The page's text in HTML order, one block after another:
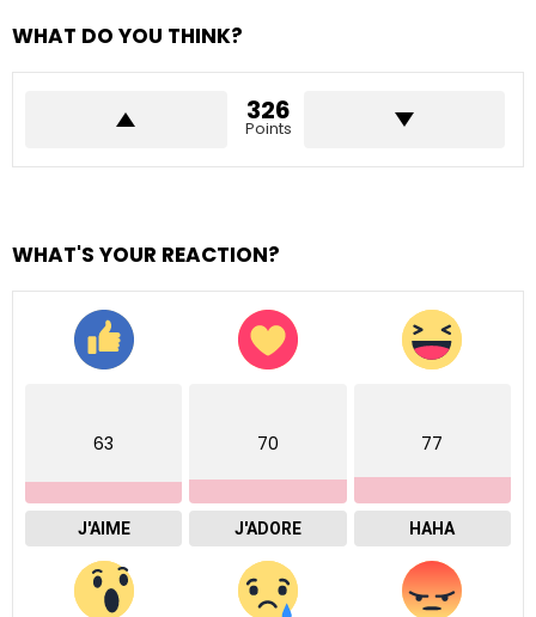
WHAT DO YOU THINK?
326
Points
WHAT'S YOUR REACTION?
63
J'AIME
70
J'ADORE
77
HAHA